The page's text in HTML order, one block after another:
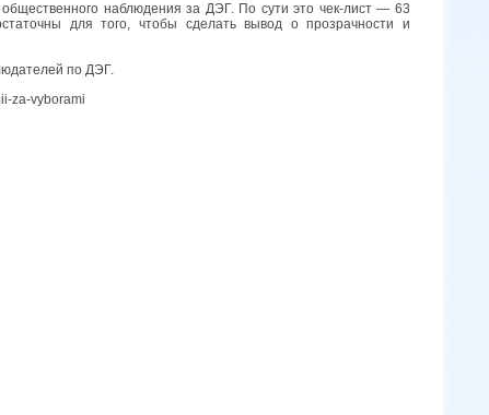
наблюдения за ДЭГ. По сути это чек-лист — 63
для того, чтобы сделать вывод о прозрачности и
по ДЭГ.
za-vyborami